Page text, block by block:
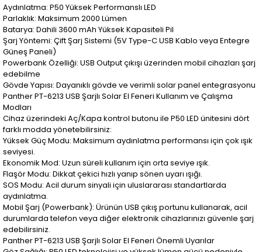
Aydınlatma: P50 Yüksek Performanslı LED
Parlaklık: Maksimum 2000 Lümen
Batarya: Dahili 3600 mAh Yüksek Kapasiteli Pil
Şarj Yöntemi: Çift Şarj Sistemi (5V Type-C USB Kablo veya Entegre
Güneş Paneli)
Powerbank Özelliği: USB Output çıkışı üzerinden mobil cihazları şarj
edebilme
Gövde Yapısı: Dayanıklı gövde ve verimli solar panel entegrasyonu
Panther PT-6213 USB Şarjlı Solar El Feneri Kullanım ve Çalışma
Modları
Cihaz üzerindeki Aç/Kapa kontrol butonu ile P50 LED ünitesini dört
farklı modda yönetebilirsiniz:
Yüksek Güç Modu: Maksimum aydınlatma performansı için çok ışık
seviyesi.
Ekonomik Mod: Uzun süreli kullanım için orta seviye ışık.
Flaşör Modu: Dikkat çekici hızlı yanıp sönen uyarı ışığı.
SOS Modu: Acil durum sinyali için uluslararası standartlarda
aydınlatma.
Mobil Şarj (Powerbank): Ürünün USB çıkış portunu kullanarak, acil
durumlarda telefon veya diğer elektronik cihazlarınızı güvenle şarj
edebilirsiniz.
Panther PT-6213 USB Şarjlı Solar El Feneri Önemli Uyarılar